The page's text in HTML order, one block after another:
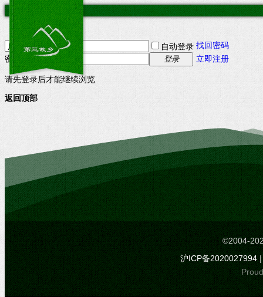
自动登录 找回密码
密码
登录 立即注册
请先登录后才能继续浏览
返回顶部
©2004-
沪ICP备2020027994